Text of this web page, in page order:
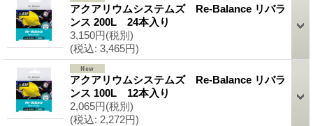
アクアリウムシステムズ Re-Balance リバラ
ンス 200L 24本入り
3,150円(税別)
(税込: 3,465円)
アクアリウムシステムズ Re-Balance リバラ
ンス 100L 12本入り
2,065円(税別)
(税込: 2,272円)